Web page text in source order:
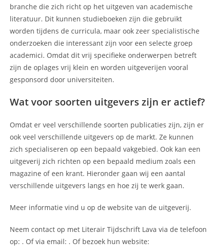
branche die zich richt op het uitgeven van academische
literatuur. Dit kunnen studieboeken zijn die gebruikt
worden tijdens de curricula, maar ook zeer specialistische
onderzoeken die interessant zijn voor een selecte groep
academici. Omdat dit vrij specifieke onderwerpen betreft
zijn de oplages vrij klein en worden uitgeverijen vooral
gesponsord door universiteiten.
Wat voor soorten uitgevers zijn er actief?
Omdat er veel verschillende soorten publicaties zijn, zijn er
ook veel verschillende uitgevers op de markt. Ze kunnen
zich specialiseren op een bepaald vakgebied. Ook kan een
uitgeverij zich richten op een bepaald medium zoals een
magazine of een krant. Hieronder gaan wij een aantal
verschillende uitgevers langs en hoe zij te werk gaan.
Meer informatie vind u op de website van de uitgeverij.
Neem contact op met Literair Tijdschrift Lava via de telefoon
op: . Of via email: . Of bezoek hun website: